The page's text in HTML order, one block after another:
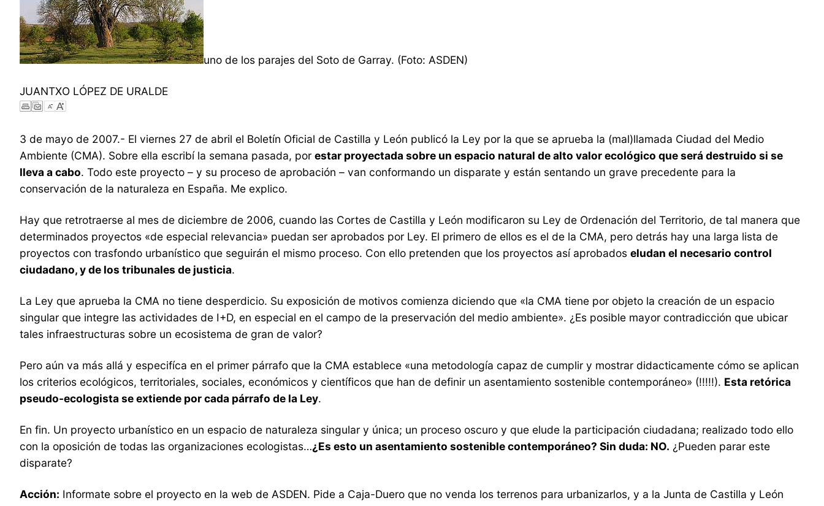
uno de los parajes del Soto de Garray. (Foto: ASDEN)
JUANTXO LÓPEZ DE URALDE
3 de mayo de 2007.- El viernes 27 de abril el Boletín Oficial de Castilla y León publicó la Ley por la que se aprueba la (mal)llamada Ciudad del Medio
Ambiente (CMA). Sobre ella escribí la semana pasada, por estar proyectada sobre un espacio natural de alto valor ecológico que será destruido si se
lleva a cabo. Todo este proyecto – y su proceso de aprobación – van conformando un disparate y están sentando un grave precedente para la
conservación de la naturaleza en España. Me explico.
Hay que retrotraerse al mes de diciembre de 2006, cuando las Cortes de Castilla y León modificaron su Ley de Ordenación del Territorio, de tal manera que
determinados proyectos «de especial relevancia» puedan ser aprobados por Ley. El primero de ellos es el de la CMA, pero detrás hay una larga lista de
proyectos con trasfondo urbanístico que seguirán el mismo proceso. Con ello pretenden que los proyectos así aprobados eludan el necesario control
ciudadano, y de los tribunales de justicia.
La Ley que aprueba la CMA no tiene desperdicio. Su exposición de motivos comienza diciendo que «la CMA tiene por objeto la creación de un espacio
singular que integre las actividades de I+D, en especial en el campo de la preservación del medio ambiente». ¿Es posible mayor contradicción que ubicar
tales infraestructuras sobre un ecosistema de gran de valor?
Pero aún va más allá y especifíca en el primer párrafo que la CMA establece «una metodología capaz de cumplir y mostrar didacticamente cómo se aplican
los criterios ecológicos, territoriales, sociales, económicos y científicos que han de definir un asentamiento sostenible contemporáneo» (!!!!!). Esta retórica
pseudo-ecologista se extiende por cada párrafo de la Ley.
En fin. Un proyecto urbanístico en un espacio de naturaleza singular y única; un proceso oscuro y que elude la participación ciudadana; realizado todo ello
con la oposición de todas las organizaciones ecologistas…¿Es esto un asentamiento sostenible contemporáneo? Sin duda: NO. ¿Pueden parar este
disparate?
Acción: Informate sobre el proyecto en la web de ASDEN. Pide a Caja-Duero que no venda los terrenos para urbanizarlos, y a la Junta de Castilla y León